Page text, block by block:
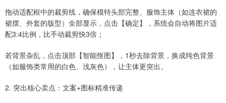
拖动适配框中的裁剪线，确保模特头部完整、服饰主体（如连衣裙的
裙摆、外套的版型）全部显示，点击【确定】，系统会自动将图片适
配3:4比例，比手动裁剪快3倍；
若背景杂乱，点击顶部【智能抠图】，1秒去除背景，换成纯色背景
（如服饰类常用的白色、浅灰色），让主体更突出。
2. 突出核心卖点：文案+图标精准传递